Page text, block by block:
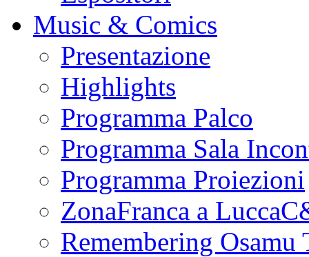
Music & Comics
Presentazione
Highlights
Programma Palco
Programma Sala
Programma Proiezioni
ZonaFranca a
Remembering Osamu